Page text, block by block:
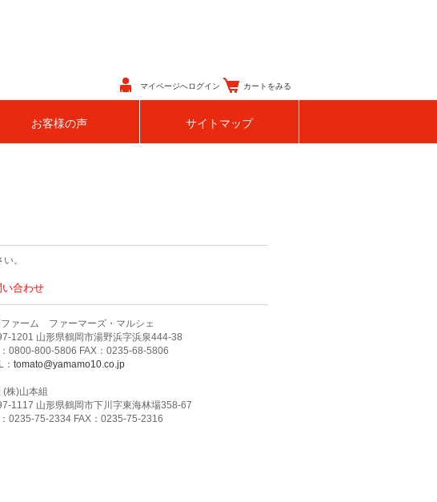
マイページへログイン カートをみる
お客様の声 サイトマップ
。
い合わせ
ァーム ファーマーズ・マルシェ
1201 山形県鶴岡市湯野浜字浜泉444-38
0800-800-5806 FAX：0235-68-5806
： tomato@yamamo10.co.jp
(株)山本組
1117 山形県鶴岡市下川字東海林場358-67
0235-75-2334 FAX：0235-75-2316